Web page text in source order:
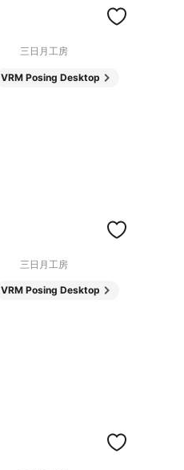
三日月工房
VRM Posing Desktop
三日月工房
VRM Posing Desktop